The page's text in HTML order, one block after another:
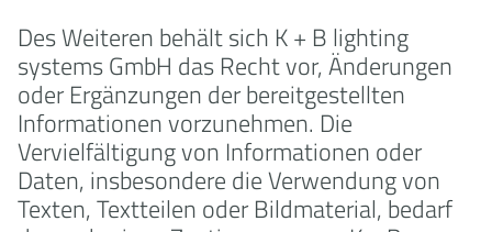
Des Weiteren behält sich K + B lighting
systems GmbH das Recht vor, Änderungen
oder Ergänzungen der bereitgestellten
Informationen vorzunehmen. Die
Vervielfältigung von Informationen oder
Daten, insbesondere die Verwendung von
Texten, Textteilen oder Bildmaterial, bedarf